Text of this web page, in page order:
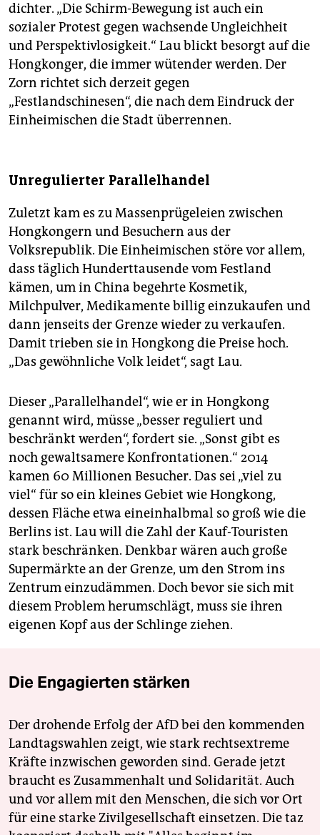
dichter. „Die Schirm-Bewegung ist auch ein
sozialer Protest gegen wachsende Ungleichheit
und Perspektivlosigkeit.“ Lau blickt besorgt auf die
Hongkonger, die immer wütender werden. Der
Zorn richtet sich derzeit gegen
„Festlandschinesen“, die nach dem Eindruck der
Einheimischen die Stadt überrennen.
Unregulierter Parallelhandel
Zuletzt kam es zu Massenprügeleien zwischen
Hongkongern und Besuchern aus der
Volksrepublik. Die Einheimischen störe vor allem,
dass täglich Hunderttausende vom Festland
kämen, um in China begehrte Kosmetik,
Milchpulver, Medikamente billig einzukaufen und
dann jenseits der Grenze wieder zu verkaufen.
Damit trieben sie in Hongkong die Preise hoch.
„Das gewöhnliche Volk leidet“, sagt Lau.
Dieser „Parallelhandel“, wie er in Hongkong
genannt wird, müsse „besser reguliert und
beschränkt werden“, fordert sie. „Sonst gibt es
noch gewaltsamere Konfrontationen.“ 2014
kamen 60 Millionen Besucher. Das sei „viel zu
viel“ für so ein kleines Gebiet wie Hongkong,
dessen Fläche etwa eineinhalbmal so groß wie die
Berlins ist. Lau will die Zahl der Kauf-Touristen
stark beschränken. Denkbar wären auch große
Supermärkte an der Grenze, um den Strom ins
Zentrum einzudämmen. Doch bevor sie sich mit
diesem Problem herumschlägt, muss sie ihren
eigenen Kopf aus der Schlinge ziehen.
Die Engagierten stärken
Der drohende Erfolg der AfD bei den kommenden
Landtagswahlen zeigt, wie stark rechtsextreme
Kräfte inzwischen geworden sind. Gerade jetzt
braucht es Zusammenhalt und Solidarität. Auch
und vor allem mit den Menschen, die sich vor Ort
für eine starke Zivilgesellschaft einsetzen. Die taz